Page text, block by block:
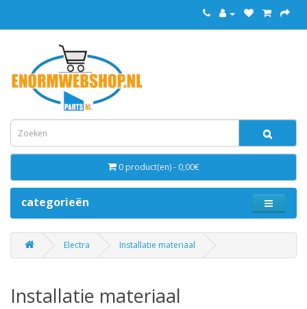
0 product(en) - 0,00€
categorieën
Electra Installatie materiaal
Installatie materiaal